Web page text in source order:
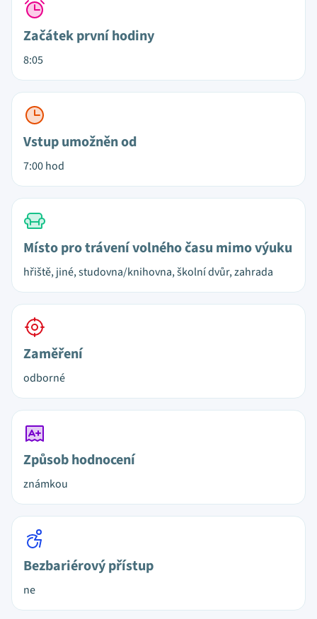
Začátek první hodiny
8:05
Vstup umožněn od
7:00 hod
Místo pro trávení volného času mimo výuku
hřiště, jiné, studovna/knihovna, školní dvůr, zahrada
Zaměření
odborné
Způsob hodnocení
známkou
Bezbariérový přístup
ne